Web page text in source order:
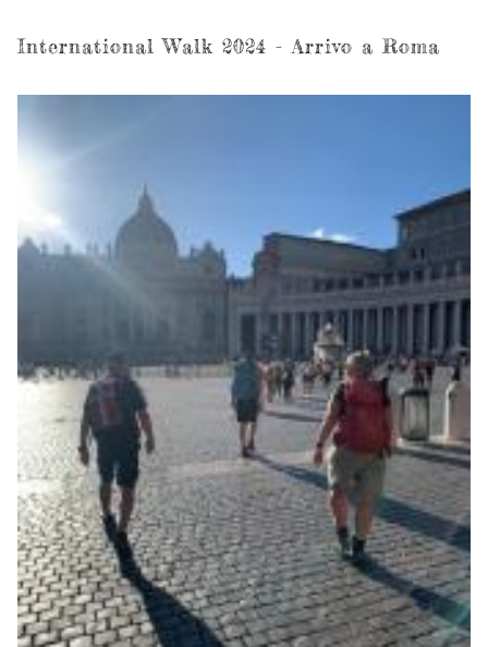
International Walk 2024 - Arrivo a Roma